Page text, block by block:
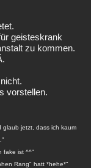
geisteskrank
zu kommen.
vorstellen.
jetzt, dass ich kaum
fake ist ^^"
Rang" hatt *hehe*"